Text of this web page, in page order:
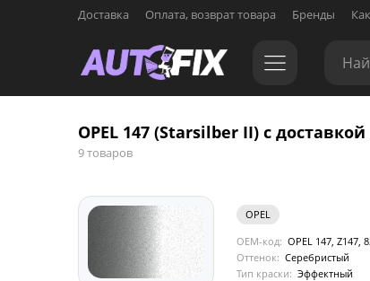
Доставка Оплата, возврат товара Бренды
OPEL 147 (Starsilber II) с
9 товаров
OPEL
OEM-код: OPEL 147, Z147,
Оттенок: Серебристый
Тип краски: Эффектный